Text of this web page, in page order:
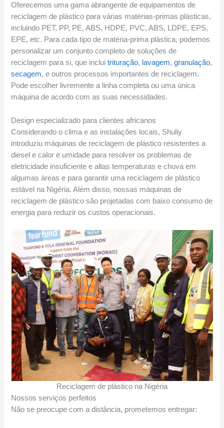
Oferecemos uma gama abrangente de equipamentos de
reciclagem de plástico para várias matérias-primas plásticas,
incluindo PET, PP, PE, ABS, HDPE, PVC, ABS, LDPE, EPS,
EPE, etc. Para cada tipo de matéria-prima plástica, podemos
personalizar um conjunto completo de soluções de
reciclagem para si, que incluitrituração, lavagem,granulação,
secagem, e outros processos importantes de reciclagem.
Pode escolher livremente a linha completa ou uma única
máquina de acordo com as suas necessidades.
Design especializado para clientes africanos
Considerando o clima e as instalações locais, Shuliy
introduziu máquinas de reciclagem de plástico resistentes a
diesel e calor e umidade para resolver os problemas de
eletricidade insuficiente e altas temperaturas e chuva em
algumas áreas e para garantir uma reciclagem de plástico
estável na Nigéria. Além disso, nossas máquinas de
reciclagem de plástico são projetadas com baixo consumo de
energia para reduzir os custos operacionais.
Reciclagem de plástico na Nigéria
Nossos serviços perfeitos
Não se preocupe com a distância, prometemos entregar: